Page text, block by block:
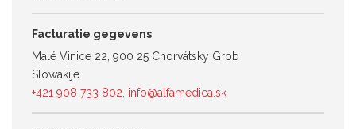
Facturatie gegevens
Malé Vinice 22, 900 25 Chorvátsky Grob
Slowakije
+421 908 733 802 info@alfamedica.sk